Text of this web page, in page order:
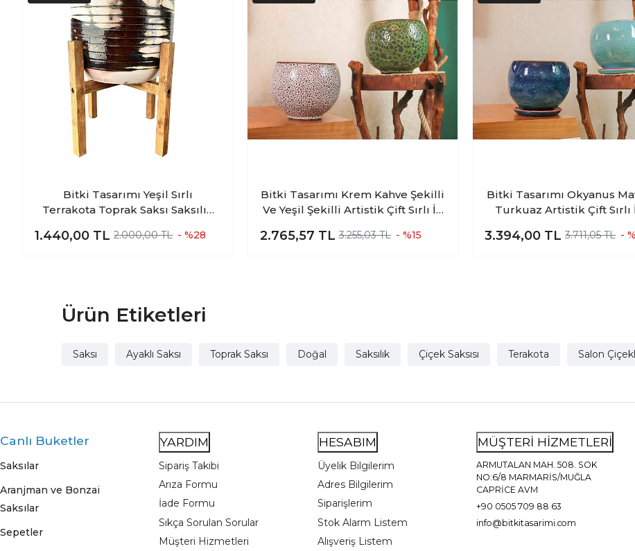
Bitki Tasarımı Yeşil Sırlı
Terrakota Toprak Saksı Saksılık
1.440,00 TL 2.000,00 TL - %28
Bitki Tasarımı Krem Kahve Şekilli
Ve Yeşil Şekilli Artistik Çift Sırlı İç
Terrakota Saksı Saksılık Salon
2.765,57 TL 3.255,03 TL - %15
Bitki Tasarımı Okyanus
Turkuaz Artistik Çift Sırlı İç Ve
Toprak Terrakota Saksı
3.394,00 TL 3.711,05 TL -
Ürün Etiketleri
Saksı Ayaklı Saksı Toprak Saksı Doğal Saksılık Çiçek Saksısı Terakota Salon
Canlı Buketler
Saksılar
Aranjman ve Bonzai
Saksılar
Sepetler
YARDIM
Sipariş Takibi
Arıza Formu
İade Formu
Sıkça Sorulan Sorular
Müşteri Hizmetleri
HESABIM
Üyelik Bilgilerim
Adres Bilgilerim
Siparişlerim
Stok Alarm Listem
Alışveriş Listem
MÜŞTERİ HİZMETLERİ
ARMUTALAN MAH. 508. SOK
NO:6/8 MARMARİS/MUĞLA
CAPRİCE AVM
+90 0505 709 88 63
info@bitkitasarimi.com